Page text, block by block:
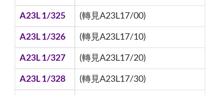
A23L 1/325 (轉見A23L17/00)
A23L 1/326 (轉見A23L17/10)
A23L 1/327 (轉見A23L17/20)
A23L 1/328 (轉見A23L17/30)